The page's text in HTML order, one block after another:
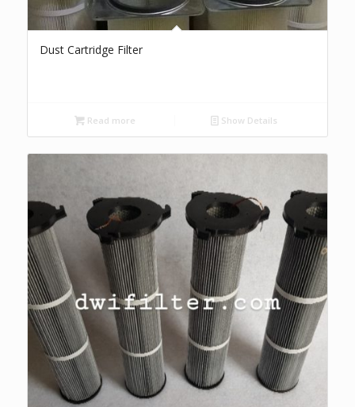
Dust Cartridge Filter
Read more Show Details